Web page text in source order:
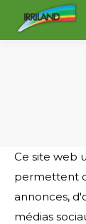
Ce site web
permettent
annonces,
médias